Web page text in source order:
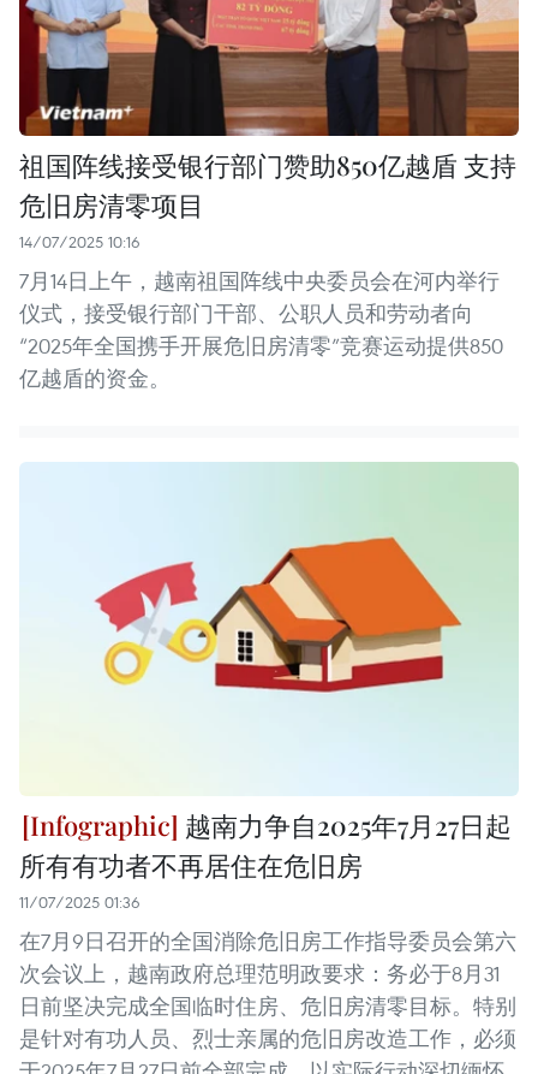
祖国阵线接受银行部门赞助850亿越盾 支持
危旧房清零项目
14/07/2025 10:16
7月14日上午，越南祖国阵线中央委员会在河内举行
仪式，接受银行部门干部、公职人员和劳动者向
“2025年全国携手开展危旧房清零”竞赛运动提供850
亿越盾的资金。
越南力争自2025年7月27日起
所有有功者不再居住在危旧房
11/07/2025 01:36
在7月9日召开的全国消除危旧房工作指导委员会第六
次会议上，越南政府总理范明政要求：务必于8月31
日前坚决完成全国临时住房、危旧房清零目标。特别
是针对有功人员、烈士亲属的危旧房改造工作，必须